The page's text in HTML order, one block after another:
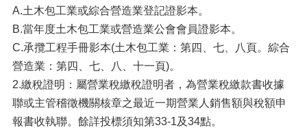
A.土木包工業或綜合營造業登記證影本。
B.當年度土木包工業或營造業公會會員證影本。
C.承攬工程手冊影本(土木包工業：第四、七、八頁。綜合
營造業：第四、七、八、十一頁)。
2.繳稅證明：屬營業稅繳稅證明者，為營業稅繳款書收據
聯或主管稽徵機關核章之最近一期營業人銷售額與稅額申
報書收執聯。餘詳投標須知第33-1及34點。